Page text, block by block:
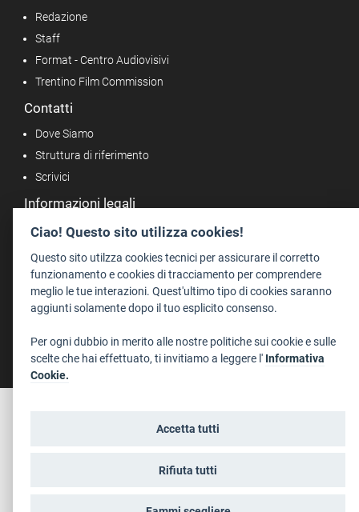
Redazione
Staff
Format - Centro Audiovisivi
Trentino Film Commission
Contatti
Dove Siamo
Struttura di riferimento
Scrivici
Informazioni legali
Note legali
Informativa privacy riprese conferenze
Social media policy
Info cookies
Dichiarazione di accessibilità
Ciao! Questo sito utilizza cookies!
Questo sito utilzza cookies tecnici per assicurare il corretto
funzionamento e cookies di tracciamento per comprendere
meglio le tue interazioni. Quest'ultimo tipo di cookies saranno
aggiunti solamente dopo il tuo esplicito consenso.
Per ogni dubbio in merito alle nostre politiche sui cookie e sulle
scelte che hai effettuato, ti invitiamo a leggere l' Informativa
Cookie.
Accetta tutti
Rifiuta tutti